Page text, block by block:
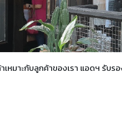
าเหมาะกับลูกค้าของเรา แอดฯ รั